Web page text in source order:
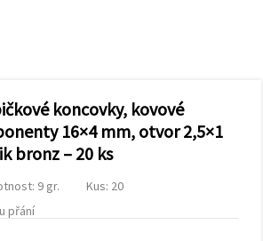
koncovky, kovové
16×4 mm, otvor 2,5×1
bronz – 20 ks
9 gr.
Kus: 20
přání